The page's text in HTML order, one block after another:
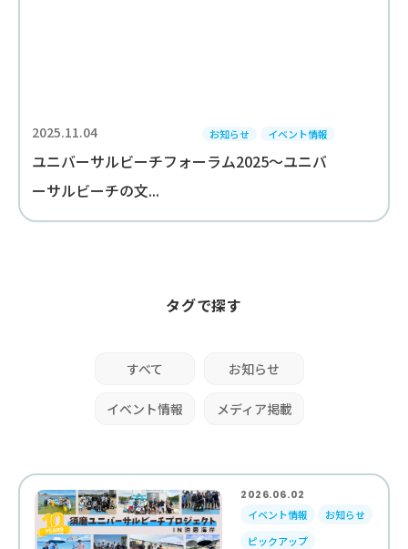
2025.11.04 お知らせ イベント情報
ユニバーサルビーチフォーラム2025～ユニバ
ーサルビーチの文...
タグで探す
すべて お知らせ
イベント情報 メディア掲載
2026.06.02
イベント情報
お知らせ
ピックアップ